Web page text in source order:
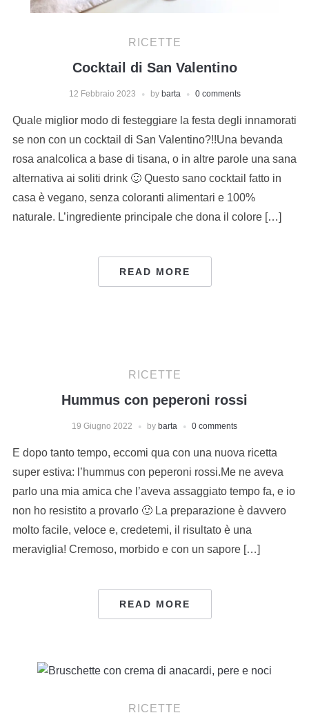
RICETTE
Cocktail di San Valentino
12 Febbraio 2023 by barta 0 comments
Quale miglior modo di festeggiare la festa degli innamorati
se non con un cocktail di San Valentino?!!Una bevanda
rosa analcolica a base di tisana, o in altre parole una sana
alternativa ai soliti drink 🙂 Questo sano cocktail fatto in
casa è vegano, senza coloranti alimentari e 100%
naturale. L’ingrediente principale che dona il colore […]
READ MORE
RICETTE
Hummus con peperoni rossi
19 Giugno 2022 by barta 0 comments
E dopo tanto tempo, eccomi qua con una nuova ricetta
super estiva: l’hummus con peperoni rossi.Me ne aveva
parlo una mia amica che l’aveva assaggiato tempo fa, e io
non ho resistito a provarlo 🙂 La preparazione è davvero
molto facile, veloce e, credetemi, il risultato è una
meraviglia! Cremoso, morbido e con un sapore […]
READ MORE
RICETTE